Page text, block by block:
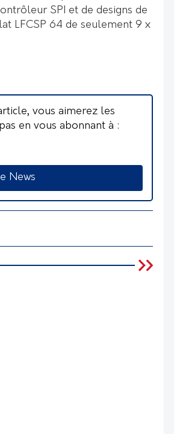
SPI et de designs de
LFCSP 64 de seulement 9 x
vous aimerez les
en vous abonnant à :
News